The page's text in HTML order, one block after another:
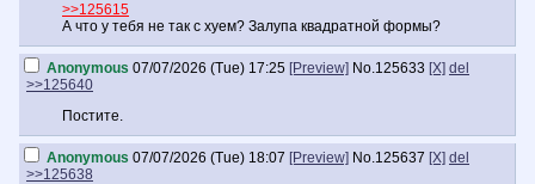
>>125615
А что у тебя не так с хуем? Залупа квадратной формы?
Anonymous 07/07/2026 (Tue) 17:25 [Preview] No.125633 [X] del
>>125640
Постите.
Anonymous 07/07/2026 (Tue) 18:07 [Preview] No.125637 [X] del
>>125638